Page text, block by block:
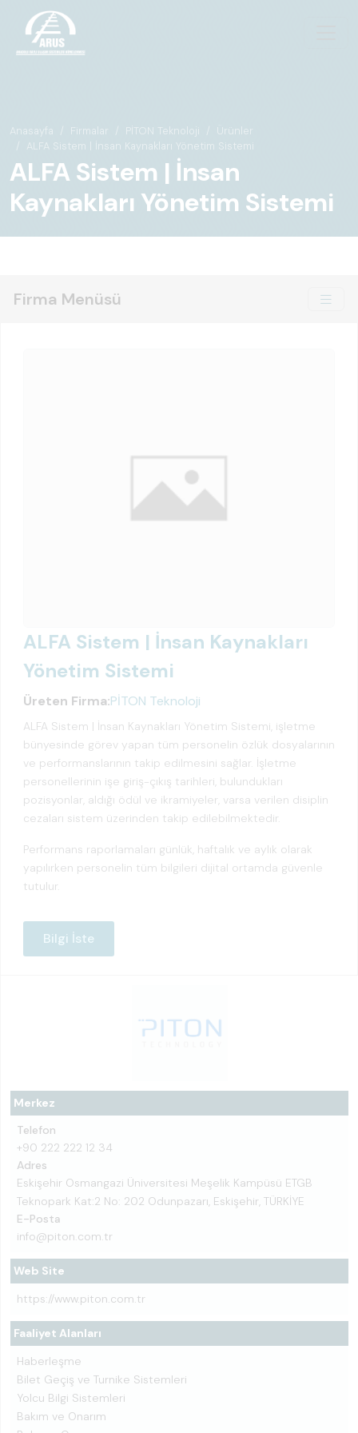
Anasayfa Firmalar PİTON Teknoloji
Ürünler
ALFA Sistem | İnsan Kaynakları Yönetim Sistemi
ALFA Sistem | İnsan
Kaynakları Yönetim Sistemi
Firma Menüsü
Merkez
Telefon
+90 222 222 12 34
Adres
Eskişehir Osmangazi Üniversitesi Meşelik Kampüsü ETGB
Teknopark Kat:2 No: 202 Odunpazarı, Eskişehir, TÜRKİYE
E-Posta
info@piton.com.tr
Web Site
https://www.piton.com.tr
Faaliyet Alanları
Haberleşme
Bilet Geçiş ve Turnike Sistemleri
Yolcu Bilgi Sistemleri
Bakım ve Onarım
ALFA Sistem | İnsan Kaynakları
Yönetim Sistemi
Üreten Firma:PİTON Teknoloji
ALFA Sistem | İnsan Kaynakları Yönetim Sistemi, işletme
bünyesinde görev yapan tüm personelin özlük dosyalarının
ve performanslarının takip edilmesini sağlar. İşletme
personellerinin işe giriş-çıkış tarihleri, bulundukları
pozisyonlar, aldığı ödül ve ikramiyeler, varsa verilen disiplin
cezaları sistem üzerinden takip edilebilmektedir.
Performans raporlamaları günlük, haftalık ve aylık olarak
yapılırken personelin tüm bilgileri dijital ortamda güvenle
tutulur.
Bilgi İste